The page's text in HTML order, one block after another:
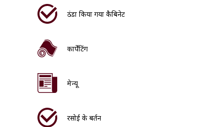
ठंडा किया गया कैबिनेट
कार्पेंटिंग
मेन्यू
रसोई के बर्तन